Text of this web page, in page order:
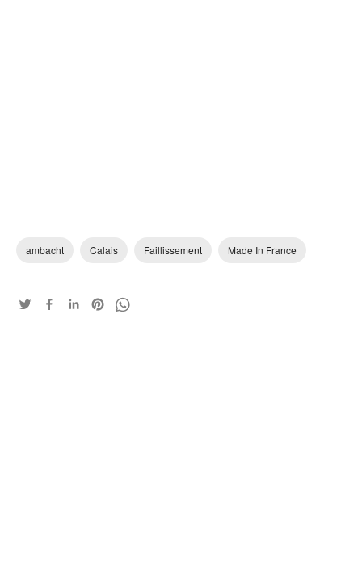
ambacht Calais Faillissement Made In France